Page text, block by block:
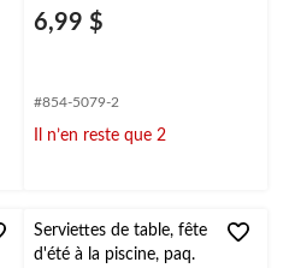
6,99 $
#854-5079-2
Il n’en reste que 2
Serviettes de table, fête
d'été à la piscine, paq.